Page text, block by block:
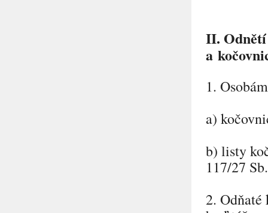
II. Odnětí
a
1.
a)
b) listy
117/27
2.